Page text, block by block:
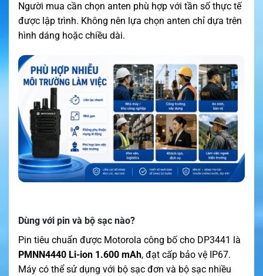
Người mua cần chọn anten phù hợp với tần số thực tế
được lập trình. Không nên lựa chọn anten chỉ dựa trên
hình dáng hoặc chiều dài.
Dùng với pin và bộ sạc nào?
Pin tiêu chuẩn được Motorola công bố cho DP3441 là
PMNN4440 Li-ion 1.600 mAh, đạt cấp bảo vệ IP67.
Máy có thể sử dụng với bộ sạc đơn và bộ sạc nhiều